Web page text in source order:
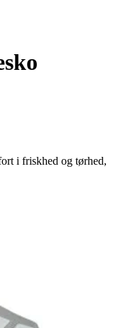
i friskhed og tørhed,